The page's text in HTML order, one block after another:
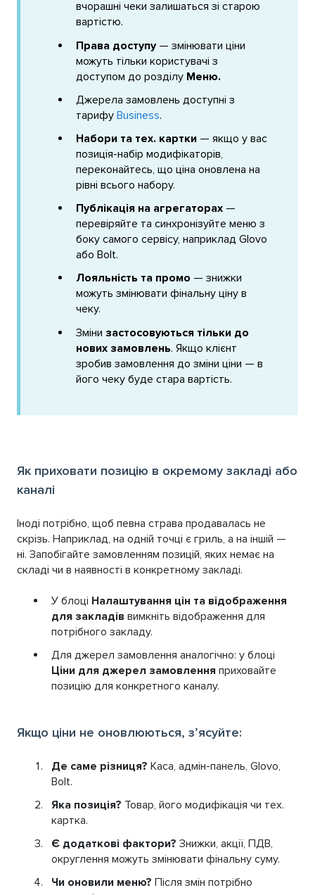
вчорашні чеки залишаться зі старою
вартістю.
Права доступу— змінювати ціни
можуть тільки користувачі з
доступом до розділу Меню.
Джерела замовлень доступні з
тарифу Business.
Набори та тех. картки — якщо у вас
позиція-набір модифікаторів,
переконайтесь, що ціна оновлена на
рівні всього набору.
Публікація на агрегаторах —
перевіряйте та синхронізуйте меню з
боку самого сервісу, наприклад Glovo
або Bolt.
Лояльність та промо — знижки
можуть змінювати фінальну ціну в
чеку.
Зміни застосовуються тільки до
нових замовлень. Якщо клієнт
зробив замовлення до зміни ціни — в
його чеку буде стара вартість.
Як приховати позицію в окремому закладі або
каналі
Іноді потрібно, щоб певна страва продавалась не
скрізь. Наприклад, на одній точці є гриль, а на іншій —
ні. Запобігайте замовленням позицій, яких немає на
складі чи в наявності в конкретному закладі.
У блоці Налаштування цін та відображення
для закладів вимкніть відображення для
потрібного закладу.
Для джерел замовлення аналогічно: у блоці
Ціни для джерел замовлення приховайте
позицію для конкретного каналу.
Якщо ціни не оновлюються, зʼясуйте:
Де саме різниця? Каса, адмін-панель, Glovo,
Bolt.
Яка позиція? Товар, його модифікація чи тех.
картка.
Є додаткові фактори? Знижки, акції, ПДВ,
округлення можуть змінювати фінальну суму.
Чи оновили меню? Після змін потрібно